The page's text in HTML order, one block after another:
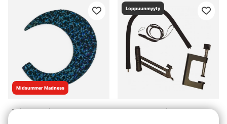
Midsummer Madness
Wiggle Tail Holo XXL,
Loppuunmyyty
Deeper Flexible Arm